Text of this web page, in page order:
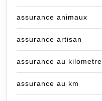
assurance animaux
assurance artisan
assurance au kilometre
assurance au km